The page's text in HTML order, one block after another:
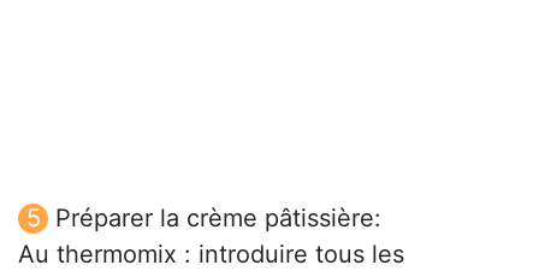
Préparer la crème pâtissière:
Au thermomix : introduire tous les